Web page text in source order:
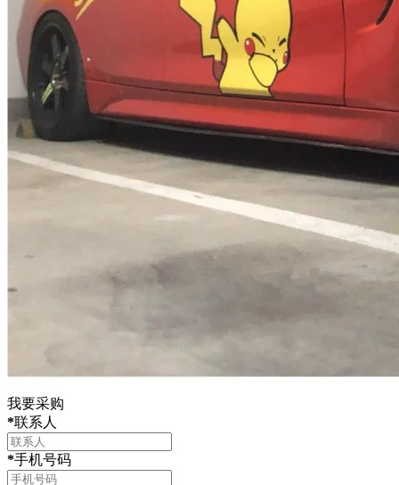
我要采购
*联系人
*手机号码